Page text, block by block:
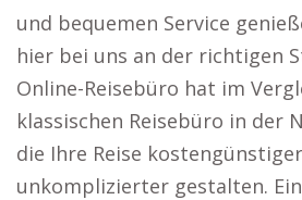
und bequemen Service
hier bei uns an der richtigen
Online-Reisebüro hat im
klassischen Reisebüro in der
die Ihre Reise
unkomplizierter gestalten.